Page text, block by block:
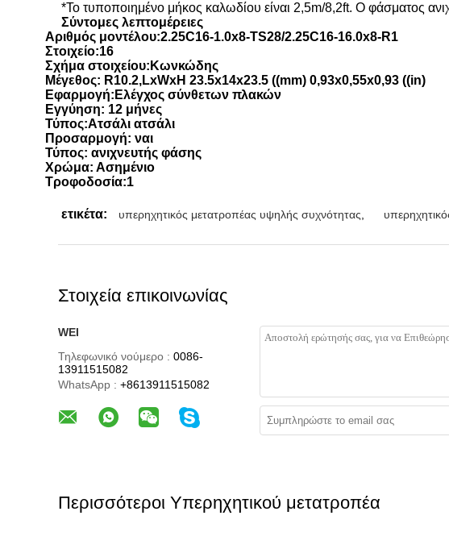
*Το τυποποιημένο μήκος καλωδίου είναι 2,5m/8,2ft. Ο φάσματος
Σύντομες λεπτομέρειες
Αριθμός μοντέλου:2.25C16-1.0x8-ΤS28/2.25C16-16.0x8-R1
Στοιχείο:16
Σχήμα στοιχείου:Κωνκώδης
Μέγεθος: R10.2,LxWxH 23.5x14x23.5 ((mm) 0,93x0,55x0,93 ((in)
Εφαρμογή:Ελέγχος σύνθετων πλακών
Εγγύηση: 12 μήνες
Τύπος:Ατσάλι ατσάλι
Προσαρμογή: ναι
Τύπος: ανιχνευτής φάσης
Χρώμα: Ασημένιο
Τροφοδοσία:1
ετικέτα: υπερηχητικός μετατροπέας υψηλής συχνότητας
Στοιχεία επικοινωνίας
WEI
Τηλεφωνικό νούμερο : 0086-
13911515082
WhatsApp : +8613911515082
Περισσότεροι Υπερηχητικού μετατροπέα